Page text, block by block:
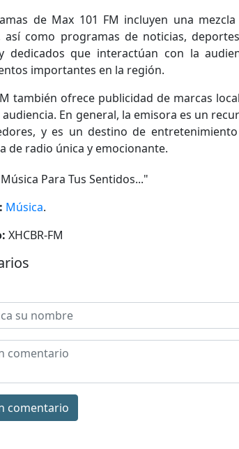
de Max 101 FM incluyen una
así como programas de noticias,
dedicados que interactúan con la
importantes en la región.
también ofrece publicidad de marcas
audiencia. En general, la emisora es un
y es un destino de
de radio única y emocionante.
Música Para Tus Sentidos..."
Música.
XHCBR-FM
comentario